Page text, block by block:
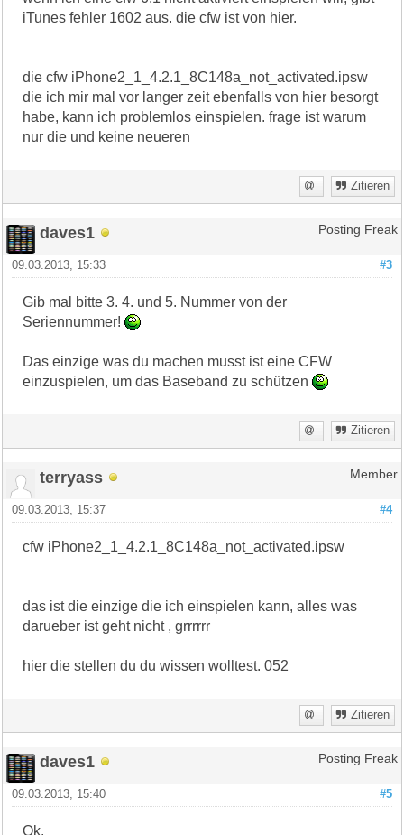
iTunes fehler 1602 aus. die cfw ist von hier.
die cfw iPhone2_1_4.2.1_8C148a_not_activated.ipsw
die ich mir mal vor langer zeit ebenfalls von hier besorgt
habe, kann ich problemlos einspielen. frage ist warum
nur die und keine neueren
Zitieren
daves1 Posting Freak
#3
09.03.2013, 15:33
Gib mal bitte 3. 4. und 5. Nummer von der
Seriennummer!
Das einzige was du machen musst ist eine CFW
einzuspielen, um das Baseband zu schützen
Zitieren
terryass Member
#4
09.03.2013, 15:37
cfw iPhone2_1_4.2.1_8C148a_not_activated.ipsw
das ist die einzige die ich einspielen kann, alles was
darueber ist geht nicht , grrrrrr
hier die stellen du du wissen wolltest. 052
Zitieren
daves1 Posting Freak
#5
09.03.2013, 15:40
Ok.